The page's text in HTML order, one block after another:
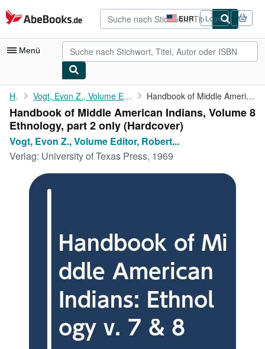
Zum Hauptinhalt
AbeBooks.de EUR
Seite
der
Einkaufseinstellungen.
Login
Menü
Nutzerkonto
Meine Bestellungen
Detailsuche
Sammlungen
Antiquarische Bücher
Verkäufer werden
SCHLIESSEN
Home Vogt, Evon Z., Volume Editor, Robert Wauchope General Editor Handbook of Middle American Indians, Volume 8 Ethnology, part 2 ...
Handbook of Middle American Indians, Volume 8
Ethnology, part 2 only (Hardcover)
Vogt, Evon Z., Volume Editor, Robert...
Verlag: University of Texas Press, 1969